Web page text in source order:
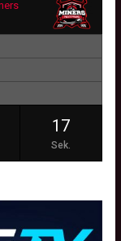
16
Sek.